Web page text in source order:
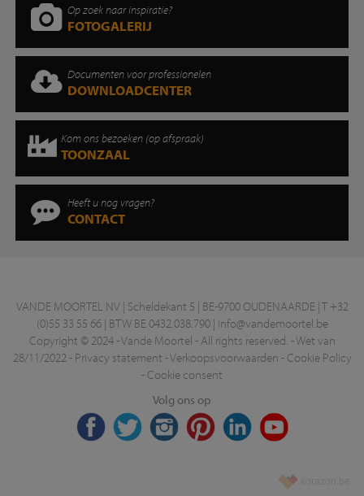
Op zoek naar inspiratie?
FOTOGALERIJ
Documenten voor professionelen
DOWNLOADCENTER
Kom ons bezoeken (op afspraak)
TOONZAAL
Heeft u nog vragen?
CONTACT
VANDE MOORTEL NV | Scheldekant 5 | BE-9700 OUDENAARDE | T +32
(0)55 33 55 66 | BTW BE 0432.038.790 | info@vandemoortel.be
Copyright © 2024 - Vande Moortel - All rights reserved. -Wet van
28/11/2022 - Privacy statement -Verkoopsvoorwaarden - Cookie Policy
- Cookie consent
Volg ons op